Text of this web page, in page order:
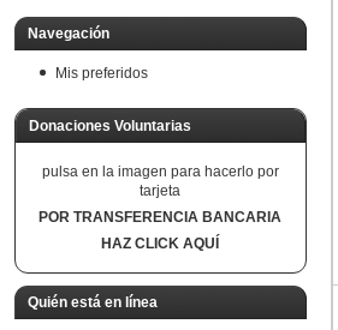
Navegación
Mis preferidos
Donaciones Voluntarias
pulsa en la imagen para hacerlo por
tarjeta
POR TRANSFERENCIA BANCARIA
HAZ CLICK AQUÍ
Quién está en línea